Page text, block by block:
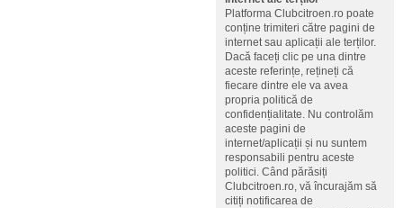
Platforma Clubcitroen.ro poate
conține trimiteri către pagini de
internet sau aplicații ale terților.
Dacă faceți clic pe una dintre
aceste referințe, rețineți că
fiecare dintre ele va avea
propria politică de
confidențialitate. Nu controlăm
aceste pagini de
internet/aplicații și nu suntem
responsabili pentru aceste
politici. Când părăsiți
Clubcitroen.ro, vă încurajăm să
citiți notificarea de